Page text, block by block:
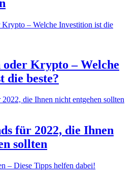
Krypto – Welche
die beste?
für 2022, die Ihnen
sollten